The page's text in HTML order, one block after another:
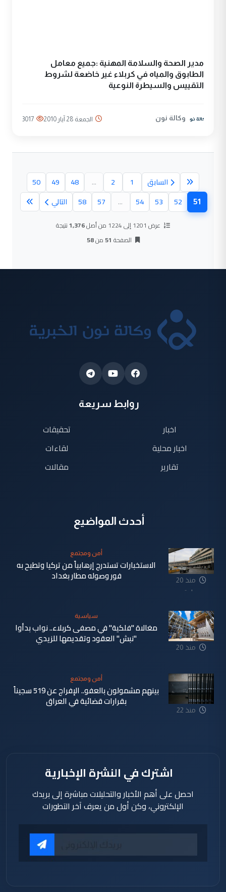
مدير الصحة والسلامة المهنية :جميع معامل
الطابوق والمياه في كربلاء غير خاضعة لشروط
التقييس والسيطرة النوعية
وكالة نون الجمعة 28 آيار 2010 3017
السابق 1
2
...
48
49
50
51(الصفحة الحالية)
52
53
54
...
57
58 التالي
عرض 1201 إلى 1224 من أصل 1,376نتيجة
الصفحة 51من58
روابط سريعة
اخبار
اخبار محلية
تقارير
تحقيقات
لقاءات
مقالات
أحدث المواضيع
منذ 20
ساعة
أمن ومجتمع
الاستخبارات تستدرج إرهابياً من تركيا وتطيح به
فور وصوله مطار بغداد
منذ 20
سياسية
مغالاة "فلكية" في مصفى كربلاء.. نواب بدأوا
"نبش" العقود وتقديمها للزيدي
منذ 22
أمن ومجتمع
بينهم مشمولون بالعفو.. الإفراج عن 519 سجيناً
بقرارات قضائية في العراق
اشترك في النشرة الإخبارية
احصل على أهم الأخبار والتحليلات مباشرة إلى بريدك
الإلكتروني، وكن أول من يعرف آخر التطورات